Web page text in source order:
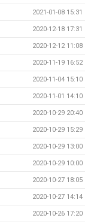
2021-01-08 15:31
2020-12-18 17:31
2020-12-12 11:08
2020-11-19 16:52
2020-11-04 15:10
2020-11-01 14:10
2020-10-29 20:40
2020-10-29 15:29
2020-10-29 13:00
2020-10-29 10:00
2020-10-27 18:05
2020-10-27 14:14
2020-10-26 17:20